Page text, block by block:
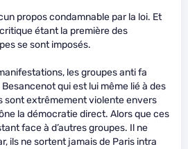
propos condamnable par la loi. Et
étant la première des
se sont imposés.
les groupes anti fa
qui est lui même lié à des
sont extrêmement violente envers
la démocratie direct. Alors que ces
face à d’autres groupes. Il ne
ils ne sortent jamais de Paris intra